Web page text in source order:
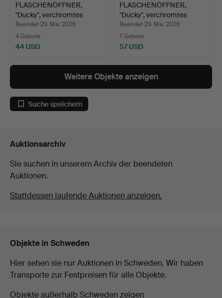
FLASCHENÖFFNER,
"Ducky", verchromtes
Metal…
Beendet 29. Mai 2026
4 Gebote
44 USD
FLASCHENÖFFNER,
"Ducky", verchromtes
goldf…
Beendet 29. Mai 2026
7 Gebote
57 USD
Weitere Objekte anzeigen
Suche speichern
Auktionsarchiv
Sie suchen in unserem Archiv der beendeten
Auktionen.
Stattdessen laufende Auktionen anzeigen.
Objekte in Schweden
Hier sehen sie nur Auktionen in Schweden. Wir haben
Transporte zur Festpreisen für alle Objekte.
Objekte außerhalb Schweden zeigen